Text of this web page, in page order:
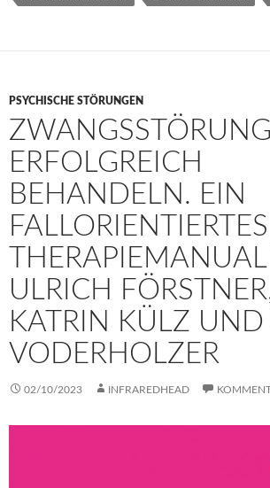
PSYCHISCHE STÖRUNGEN
ERFOLGREICH
BEHANDELN. EIN
FALLORIENTIERTES
ULRICH
KATRIN KÜLZ UND
VODERHOLZER
02/10/2023 INFRAREDHEAD